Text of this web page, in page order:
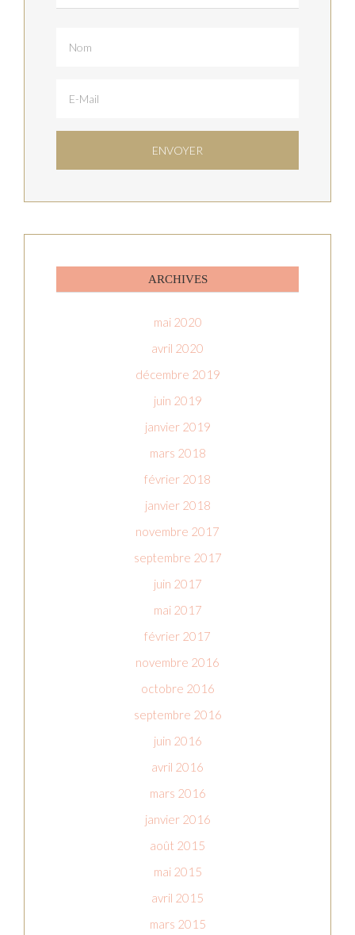
ARCHIVES
mai 2020
avril 2020
décembre 2019
juin 2019
janvier 2019
mars 2018
février 2018
janvier 2018
novembre 2017
septembre 2017
juin 2017
mai 2017
février 2017
novembre 2016
octobre 2016
septembre 2016
juin 2016
avril 2016
mars 2016
janvier 2016
août 2015
mai 2015
avril 2015
mars 2015